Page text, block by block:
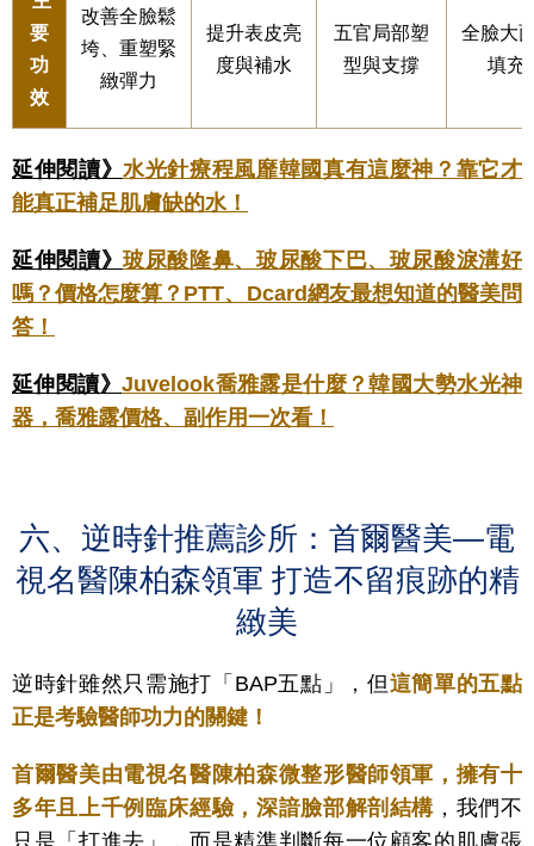
要
功
效
改善全臉鬆
垮、重塑緊
緻彈力
提升表皮亮
度與補水
五官局部塑
型與支撐
全臉大
填充
延伸閱讀》水光針療程風靡韓國真有這麼神？靠它才
能真正補足肌膚缺的水！
延伸閱讀》玻尿酸隆鼻、玻尿酸下巴、玻尿酸淚溝好
嗎？價格怎麼算？PTT、Dcard網友最想知道的醫美問
答！
延伸閱讀》Juvelook喬雅露是什麼？韓國大勢水光神
器，喬雅露價格、副作用一次看！
六、逆時針推薦診所：首爾醫美—電
視名醫陳柏森領軍 打造不留痕跡的精
緻美
逆時針雖然只需施打「BAP五點」，但這簡單的五點
正是考驗醫師功力的關鍵！
首爾醫美由電視名醫陳柏森微整形醫師領軍，擁有十
多年且上千例臨床經驗，深諳臉部解剖結構 ，我們不